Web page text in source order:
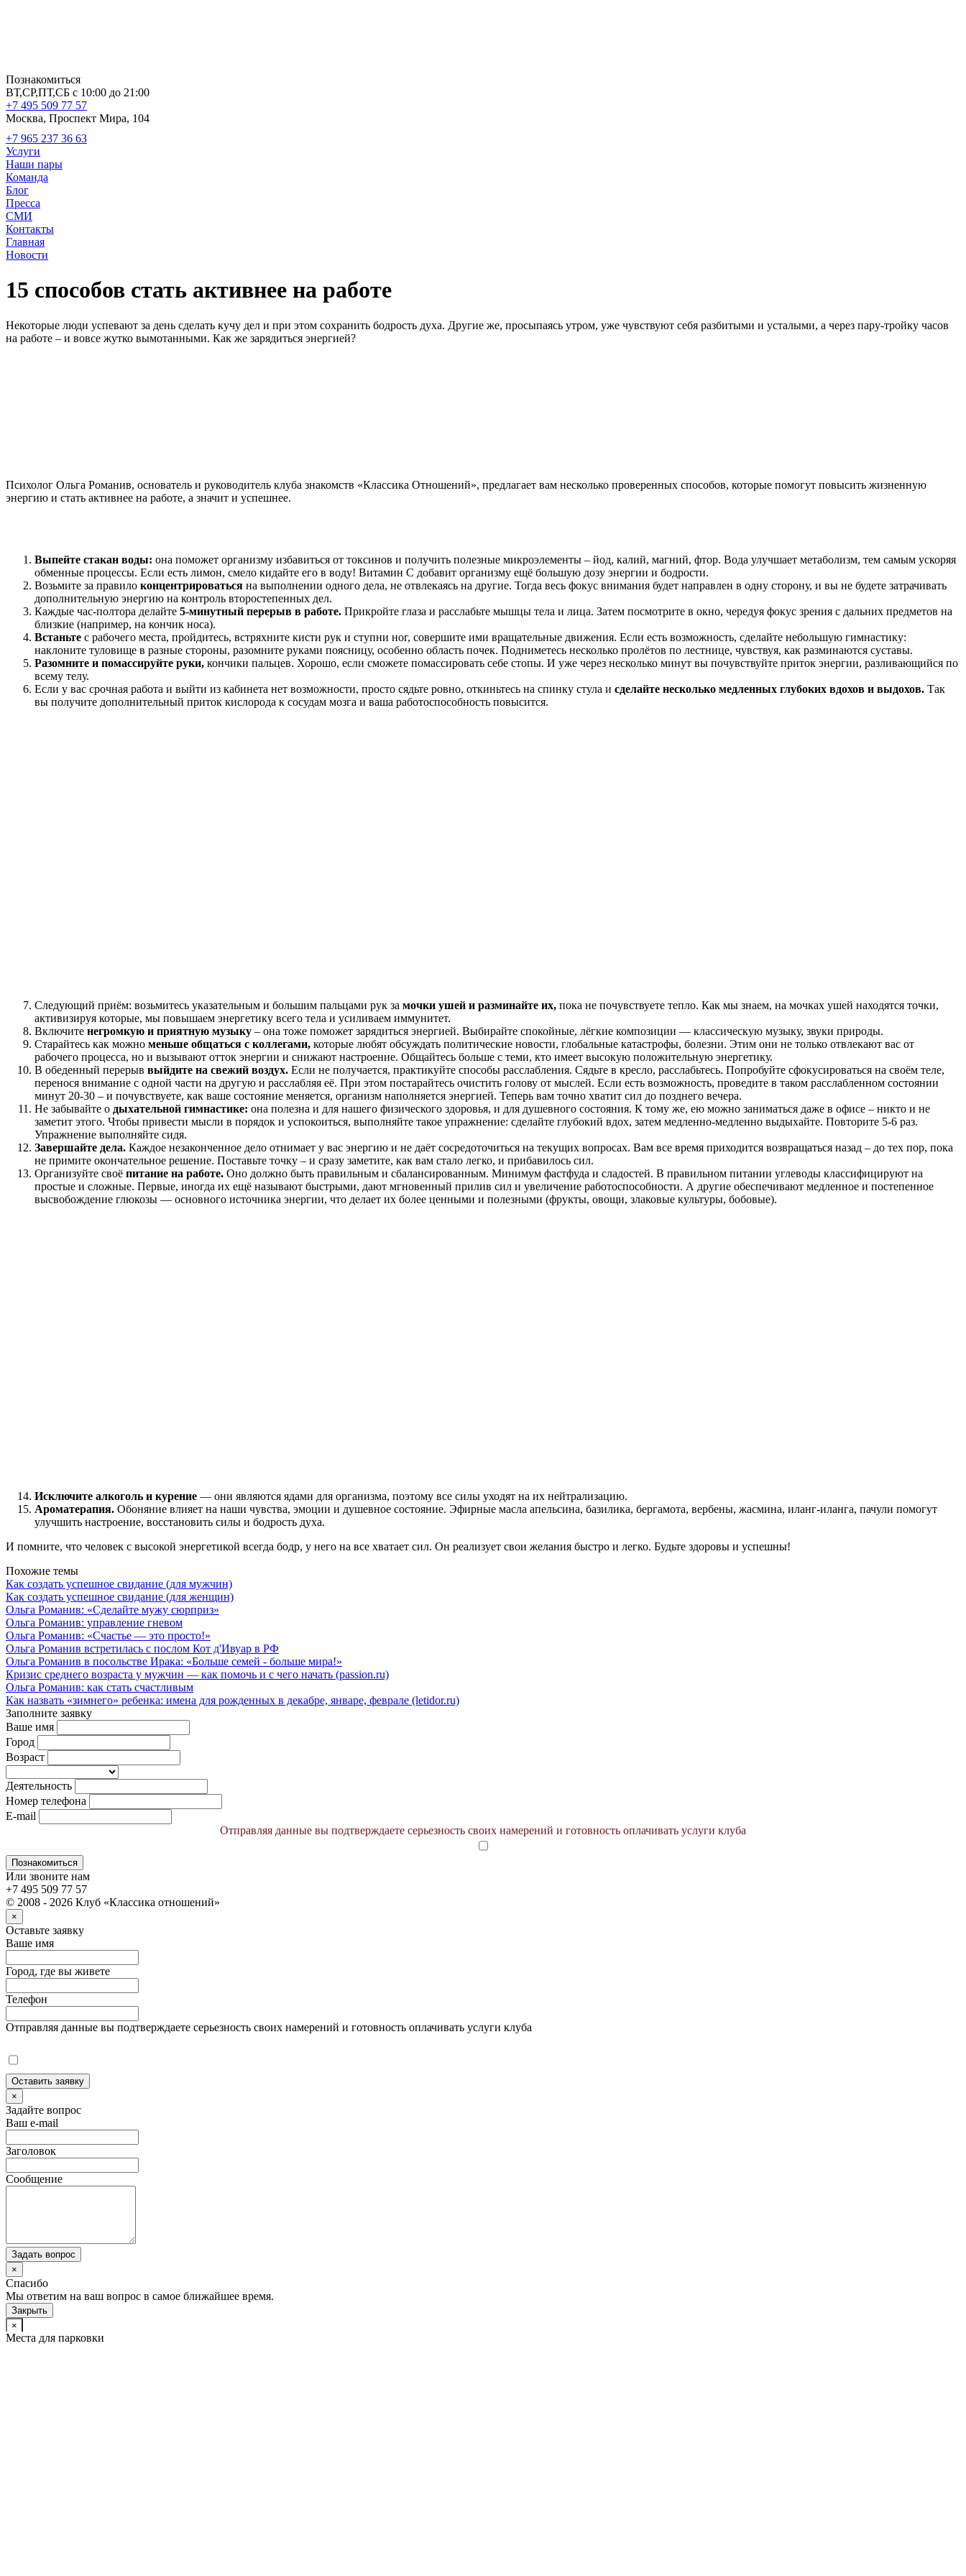
Познакомиться
ВТ,СР,ПТ,СБ с 10:00 до 21:00
+7 495 509 77 57
Москва, Проспект Мира, 104
+7 965 237 36 63
Услуги
Наши пары
Команда
Блог
Пресса
СМИ
Контакты
Главная
Новости
15 способов стать активнее на работе
Некоторые люди успевают за день сделать кучу дел и при этом сохранить бодрость духа. Другие же, просыпаясь утром, уже чувствуют себя разбитыми и усталыми, а через пару-тройку часов
на работе – и вовсе жутко вымотанными. Как же зарядиться энергией?
Психолог Ольга Романив, основатель и руководитель клуба знакомств «Классика Отношений», предлагает вам несколько проверенных способов, которые помогут повысить жизненную
энергию и стать активнее на работе, а значит и успешнее.
Выпейте стакан воды: она поможет организму избавиться от токсинов и получить полезные микроэлементы – йод, калий, магний, фтор. Вода улучшает метаболизм, тем самым ускоряя
обменные процессы. Если есть лимон, смело кидайте его в воду! Витамин С добавит организму ещё большую дозу энергии и бодрости.
Возьмите за правило концентрироваться на выполнении одного дела, не отвлекаясь на другие. Тогда весь фокус внимания будет направлен в одну сторону, и вы не будете затрачивать
дополнительную энергию на контроль второстепенных дел.
Каждые час-полтора делайте 5-минутный перерыв в работе. Прикройте глаза и расслабьте мышцы тела и лица. Затем посмотрите в окно, чередуя фокус зрения с дальних предметов на
близкие (например, на кончик носа).
Встаньте с рабочего места, пройдитесь, встряхните кисти рук и ступни ног, совершите ими вращательные движения. Если есть возможность, сделайте небольшую гимнастику:
наклоните туловище в разные стороны, разомните руками поясницу, особенно область почек. Подниметесь несколько пролётов по лестнице, чувствуя, как разминаются суставы.
Разомните и помассируйте руки, кончики пальцев. Хорошо, если сможете помассировать себе стопы. И уже через несколько минут вы почувствуйте приток энергии, разливающийся по
всему телу.
Если у вас срочная работа и выйти из кабинета нет возможности, просто сядьте ровно, откиньтесь на спинку стула и сделайте несколько медленных глубоких вдохов и выдохов. Так
вы получите дополнительный приток кислорода к сосудам мозга и ваша работоспособность повысится.
Следующий приём: возьмитесь указательным и большим пальцами рук за мочки ушей и разминайте их, пока не почувствуете тепло. Как мы знаем, на мочках ушей находятся точки,
активизируя которые, мы повышаем энергетику всего тела и усиливаем иммунитет.
Включите негромкую и приятную музыку – она тоже поможет зарядиться энергией. Выбирайте спокойные, лёгкие композиции — классическую музыку, звуки природы.
Старайтесь как можно меньше общаться с коллегами, которые любят обсуждать политические новости, глобальные катастрофы, болезни. Этим они не только отвлекают вас от
рабочего процесса, но и вызывают отток энергии и снижают настроение. Общайтесь больше с теми, кто имеет высокую положительную энергетику.
В обеденный перерыв выйдите на свежий воздух. Если не получается, практикуйте способы расслабления. Сядьте в кресло, расслабьтесь. Попробуйте сфокусироваться на своём теле,
перенося внимание с одной части на другую и расслабляя её. При этом постарайтесь очистить голову от мыслей. Если есть возможность, проведите в таком расслабленном состоянии
минут 20-30 – и почувствуете, как ваше состояние меняется, организм наполняется энергией. Теперь вам точно хватит сил до позднего вечера.
Не забывайте о дыхательной гимнастике: она полезна и для нашего физического здоровья, и для душевного состояния. К тому же, ею можно заниматься даже в офисе – никто и не
заметит этого. Чтобы привести мысли в порядок и успокоиться, выполняйте такое упражнение: сделайте глубокий вдох, затем медленно-медленно выдыхайте. Повторите 5-6 раз.
Упражнение выполняйте сидя.
Завершайте дела. Каждое незаконченное дело отнимает у вас энергию и не даёт сосредоточиться на текущих вопросах. Вам все время приходится возвращаться назад – до тех пор, пока
не примите окончательное решение. Поставьте точку – и сразу заметите, как вам стало легко, и прибавилось сил.
Организуйте своё питание на работе. Оно должно быть правильным и сбалансированным. Минимум фастфуда и сладостей. В правильном питании углеводы классифицируют на
простые и сложные. Первые, иногда их ещё называют быстрыми, дают мгновенный прилив сил и увеличение работоспособности. А другие обеспечивают медленное и постепенное
высвобождение глюкозы — основного источника энергии, что делает их более ценными и полезными (фрукты, овощи, злаковые культуры, бобовые).
Исключите алкоголь и курение — они являются ядами для организма, поэтому все силы уходят на их нейтрализацию.
Ароматерапия. Обоняние влияет на наши чувства, эмоции и душевное состояние. Эфирные масла апельсина, базилика, бергамота, вербены, жасмина, иланг-иланга, пачули помогут
улучшить настроение, восстановить силы и бодрость духа.
И помните, что человек с высокой энергетикой всегда бодр, у него на все хватает сил. Он реализует свои желания быстро и легко. Будьте здоровы и успешны!
Похожие темы
Как создать успешное свидание (для мужчин)
Как создать успешное свидание (для женщин)
Ольга Романив: «Сделайте мужу сюрприз»
Ольга Романив: управление гневом
Ольга Романив: «Счастье — это просто!»
Ольга Романив встретилась с послом Кот д'Ивуар в РФ
Ольга Романив в посольстве Ирака: «Больше семей - больше мира!»
Кризис среднего возраста у мужчин — как помочь и с чего начать (passion.ru)
Ольга Романив: как стать счастливым
Как назвать «зимнего» ребенка: имена для рожденных в декабре, январе, феврале (letidor.ru)
Заполните заявку
Ваше имя
Город
Возраст
Деятельность
Номер телефона
E-mail
Отправляя данные вы подтверждаете серьезность своих намерений и готовность оплачивать услуги клуба
Познакомиться
Или звоните нам
+7 495 509 77 57
© 2008 - 2026 Клуб «Классика отношений»
×
Оставьте заявку
Ваше имя
Город, где вы живете
Телефон
Отправляя данные вы подтверждаете серьезность своих намерений и готовность оплачивать услуги клуба
Оставить заявку
×
Задайте вопрос
Ваш e-mail
Заголовок
Сообщение
Задать вопрос
×
Спасибо
Мы ответим на ваш вопрос в самое ближайшее время.
Закрыть
×
Места для парковки